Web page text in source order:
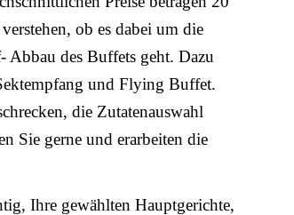
ob es dabei um die
des Buffets geht. Dazu
und Flying Buffet.
die Zutatenauswahl
Sie gerne und erarbeiten die
Ihre gewählten Hauptgerichte,